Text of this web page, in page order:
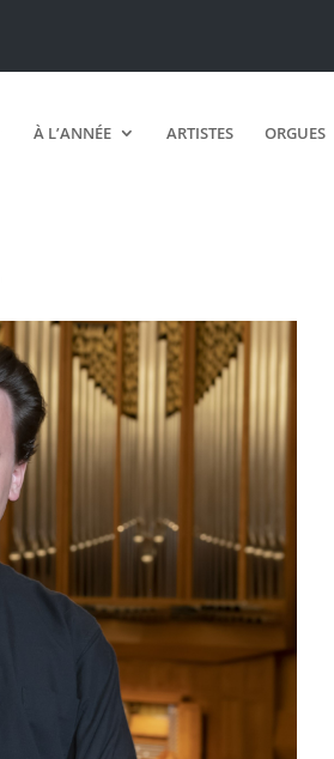
À L’ANNÉE ARTISTES ORGUES